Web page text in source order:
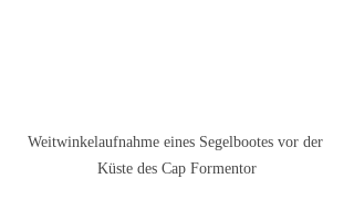
Weitwinkelaufnahme eines Segelbootes vor der
Küste des Cap Formentor